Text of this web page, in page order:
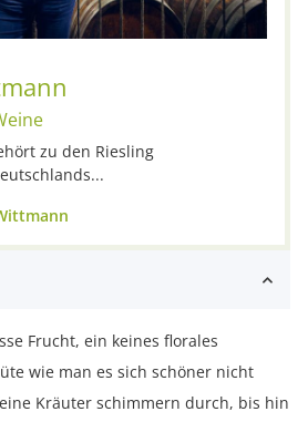
zu den Riesling
Frucht, ein keines florales
wie man es sich schöner nicht
Kräuter schimmern durch, bis hin